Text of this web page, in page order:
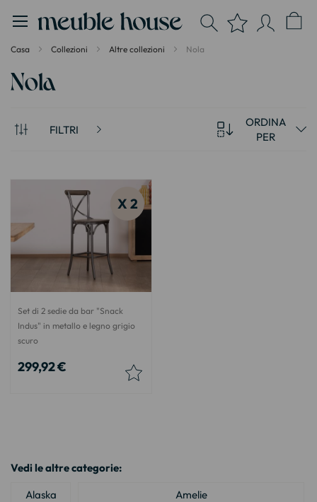
Casa Collezioni Altre collezioni Nola
Nola
FILTRI
ORDINA
PER
X 2
Set di 2 sedie da bar "Snack
Indus" in metallo e legno grigio
scuro
299,92 €
Vedi le altre categorie:
Alaska
Amelie